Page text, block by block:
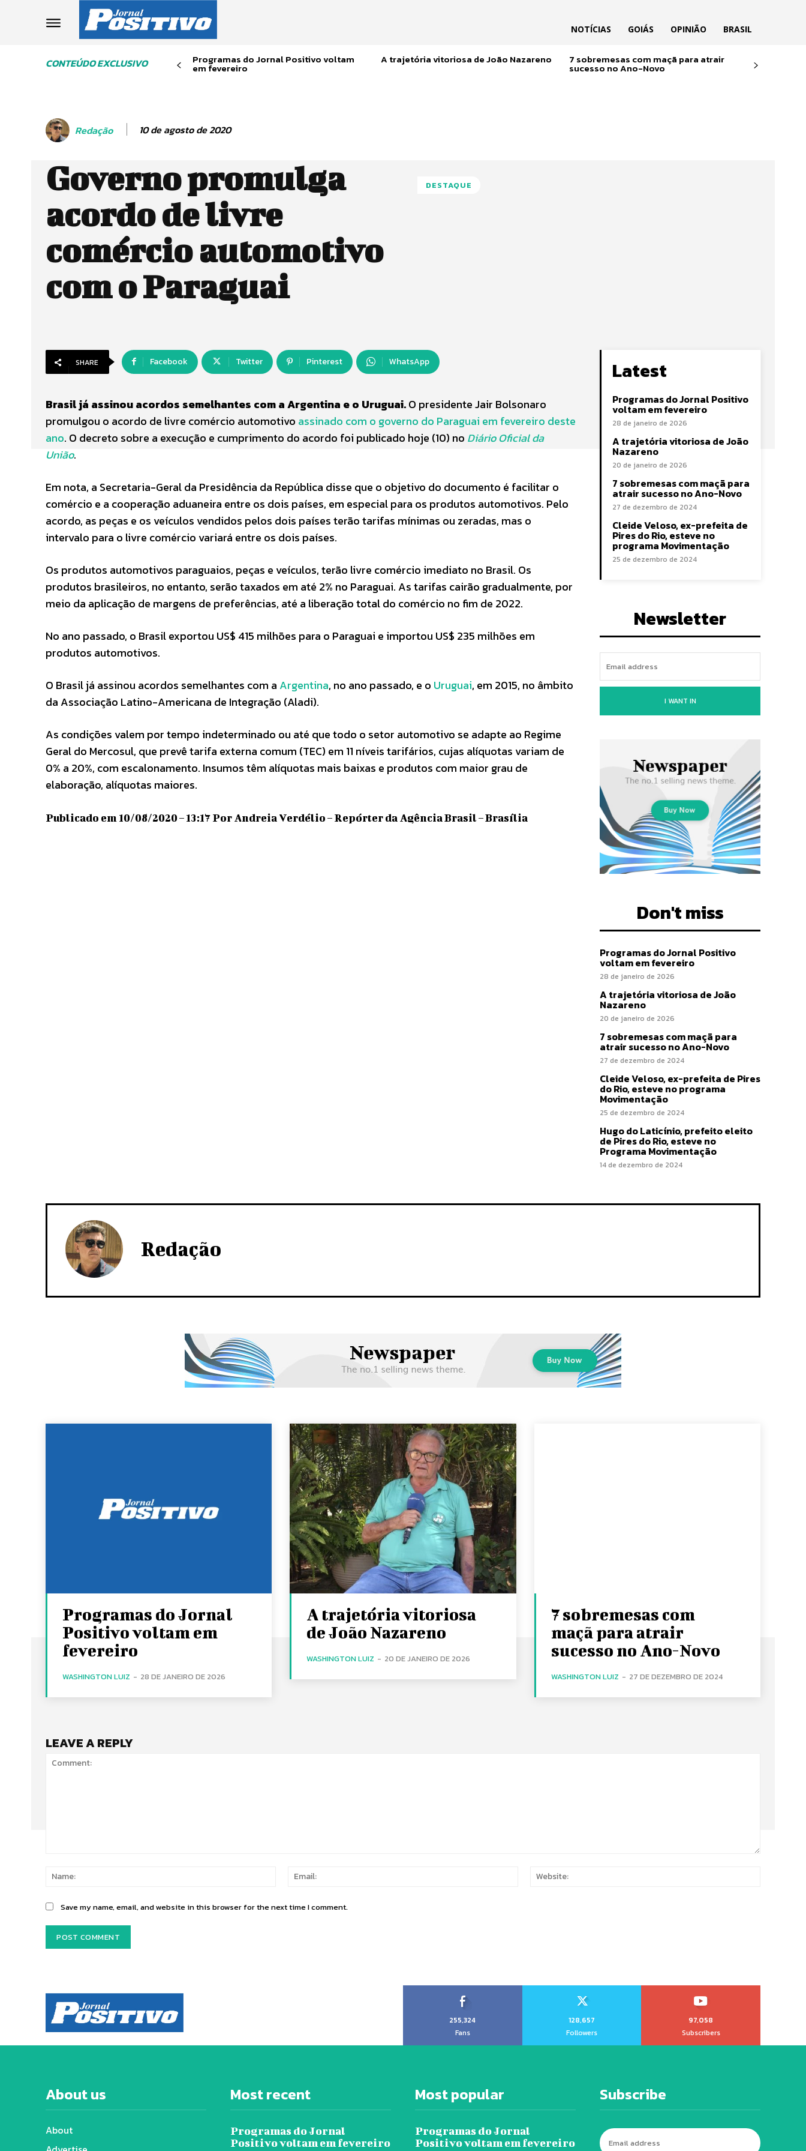
NOTÍCIAS GOIÁS OPINIÃO BRASIL
CONTEÚDO EXCLUSIVO Programas do Jornal Positivo voltam
em fevereiro
A trajetória vitoriosa de João Nazareno 7 sobremesas com maçã para atrair
sucesso no Ano-Novo
Redação 10 de agosto de 2020
Governo promulga
acordo de livre
comércio automotivo
com o Paraguai
DESTAQUE
SHARE Facebook Twitter Pinterest WhatsApp
Brasil já assinou acordos semelhantes com a Argentina e o Uruguai.O presidente Jair Bolsonaro
promulgou o acordo de livre comércio automotivo assinado com o governo do Paraguai em fevereiro deste
ano. O decreto sobre a execução e cumprimento do acordo foi publicado hoje (10) no Diário Oficial da
União.
Em nota, a Secretaria-Geral da Presidência da República disse que o objetivo do documento é facilitar o
comércio e a cooperação aduaneira entre os dois países, em especial para os produtos automotivos. Pelo
acordo, as peças e os veículos vendidos pelos dois países terão tarifas mínimas ou zeradas, mas o
intervalo para o livre comércio variará entre os dois países.
Os produtos automotivos paraguaios, peças e veículos, terão livre comércio imediato no Brasil. Os
produtos brasileiros, no entanto, serão taxados em até 2% no Paraguai. As tarifas cairão gradualmente, por
meio da aplicação de margens de preferências, até a liberação total do comércio no fim de 2022.
No ano passado, o Brasil exportou US$ 415 milhões para o Paraguai e importou US$ 235 milhões em
produtos automotivos.
O Brasil já assinou acordos semelhantes com a Argentina, no ano passado, e o Uruguai, em 2015, no âmbito
da Associação Latino-Americana de Integração (Aladi).
As condições valem por tempo indeterminado ou até que todo o setor automotivo se adapte ao Regime
Geral do Mercosul, que prevê tarifa externa comum (TEC) em 11 níveis tarifários, cujas alíquotas variam de
0% a 20%, com escalonamento. Insumos têm alíquotas mais baixas e produtos com maior grau de
elaboração, alíquotas maiores.
Publicado em 10/08/2020 – 13:17 Por Andreia Verdélio – Repórter da Agência Brasil – Brasília
Latest
Programas do Jornal Positivo
voltam em fevereiro
28 de janeiro de 2026
A trajetória vitoriosa de João
Nazareno
20 de janeiro de 2026
7 sobremesas com maçã para
atrair sucesso no Ano-Novo
27 de dezembro de 2024
Cleide Veloso, ex-prefeita de
Pires do Rio, esteve no
programa Movimentação
25 de dezembro de 2024
Newsletter
I WANT IN
Don't miss
Programas do Jornal Positivo
voltam em fevereiro
28 de janeiro de 2026
A trajetória vitoriosa de João
Nazareno
20 de janeiro de 2026
7 sobremesas com maçã para
atrair sucesso no Ano-Novo
27 de dezembro de 2024
Cleide Veloso, ex-prefeita de Pires
do Rio, esteve no programa
Movimentação
25 de dezembro de 2024
Hugo do Laticínio, prefeito eleito
de Pires do Rio, esteve no
Programa Movimentação
14 de dezembro de 2024
Redação
Programas do Jornal
Positivo voltam em
fevereiro
WASHINGTON LUIZ - 28 DE JANEIRO DE 2026
A trajetória vitoriosa
de João Nazareno
WASHINGTON LUIZ - 20 DE JANEIRO DE 2026
7 sobremesas com
maçã para atrair
sucesso no Ano-Novo
WASHINGTON LUIZ - 27 DE DEZEMBRO DE 2024
LEAVE A REPLY
Name:
Email:
Save my name, email, and website in this browser for the next time I comment.
255,324
Fans
128,657
Followers
97,058
Subscribers
About us
About
Most recent
Programas do Jornal
Positivo voltam em fevereiro
Most popular
Programas do Jornal
Positivo voltam em fevereiro
Subscribe